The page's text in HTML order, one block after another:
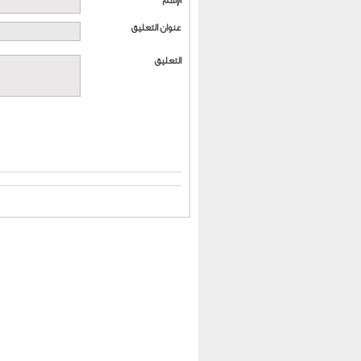
عنوان التعليق
التعليق